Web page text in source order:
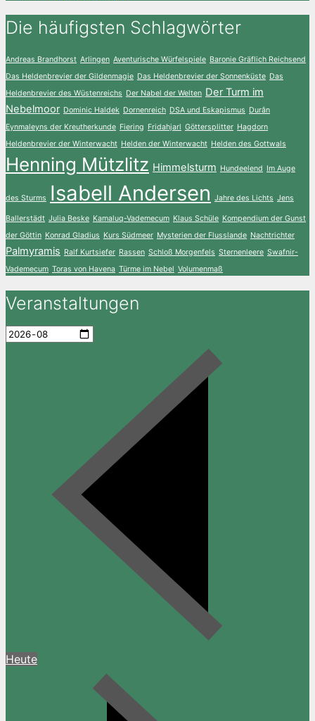
Die häufigsten Schlagwörter
Andreas Brandhorst Arlingen Aventurische Würfelspiele Baronie Gräflich Reichsend
Das Heldenbrevier der Gildenmagie Das Heldenbrevier der Sonnenküste Das
Heldenbrevier des Wüstenreichs Der Nabel der Welten Der Turm im
Nebelmoor Dominic Haldek Dornenreich DSA und Eskapismus Durân
Eynmaleyns der Kreutherkunde Fiering Fridahjarl Göttersplitter Hagdorn
Heldenbrevier der Winterwacht Helden der Winterwacht Helden des Gottwals
Henning Mützlitz Himmelsturm Hundeelend Im Auge
des Sturms Isabell Andersen Jahre des Lichts Jens
Ballerstädt Julia Beske Kamaluq-Vademecum Klaus Schüle Kompendium der Gunst
der Göttin Konrad Gladius Kurs Südmeer Mysterien der Flusslande Nachtrichter
Palmyramis Ralf Kurtsiefer Rassen Schloß Morgenfels Sternenleere Swafnir-
Vademecum Toras von Havena Türme im Nebel Volumenmaß
Veranstaltungen
Heute